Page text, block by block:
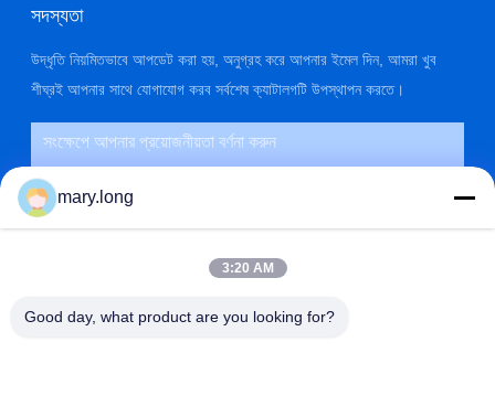
সদস্যতা
উদ্ধৃতি নিয়মিতভাবে আপডেট করা হয়, অনুগ্রহ করে আপনার ইমেল দিন, আমরা খুব
শীঘ্রই আপনার সাথে যোগাযোগ করব সর্বশেষ ক্যাটালগটি উপস্থাপন করতে।
mary.long
3:20 AM
Good day, what product are you looking for?